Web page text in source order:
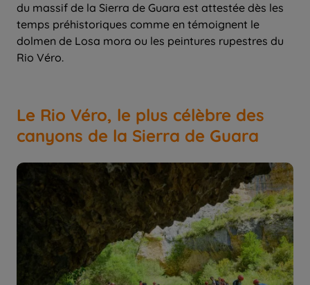
du massif de la Sierra de Guara est attestée dès les
temps préhistoriques comme en témoignent le
dolmen de Losa mora ou les peintures rupestres du
Rio Véro.
Le Rio Véro, le plus célèbre des
canyons de la Sierra de Guara